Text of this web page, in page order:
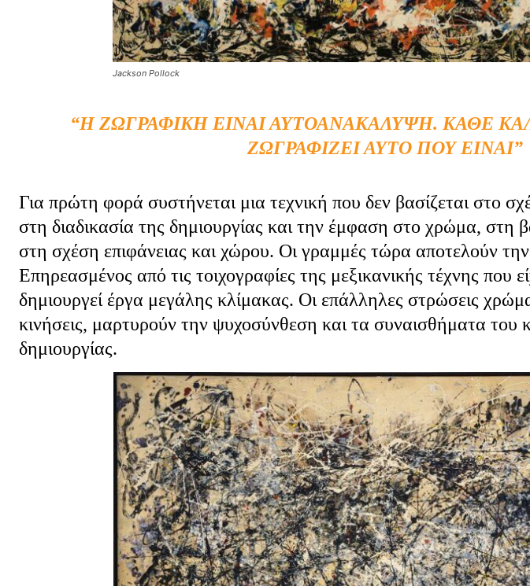
Jackson Pollock
“Η ΖΩΓΡΑΦΙΚΉ ΕΊΝΑΙ ΑΥΤΟΑΝΑΚΆΛΥΨΗ. ΚΆΘΕ
ΖΩΓΡΑΦΊΖΕΙ ΑΥΤΌ ΠΟΥ ΕΊΝΑΙ”
Για πρώτη φορά συστήνεται μια τεχνική που δεν βασίζεται στο
στη διαδικασία της δημιουργίας και την έμφαση στο χρώμα, στη
στη σχέση επιφάνειας και χώρου. Οι γραμμές τώρα αποτελούν
Επηρεασμένος από τις τοιχογραφίες της μεξικανικής τέχνης που
δημιουργεί έργα μεγάλης κλίμακας. Οι επάλληλες στρώσεις
κινήσεις, μαρτυρούν την ψυχοσύνθεση και τα συναισθήματα του
δημιουργίας.